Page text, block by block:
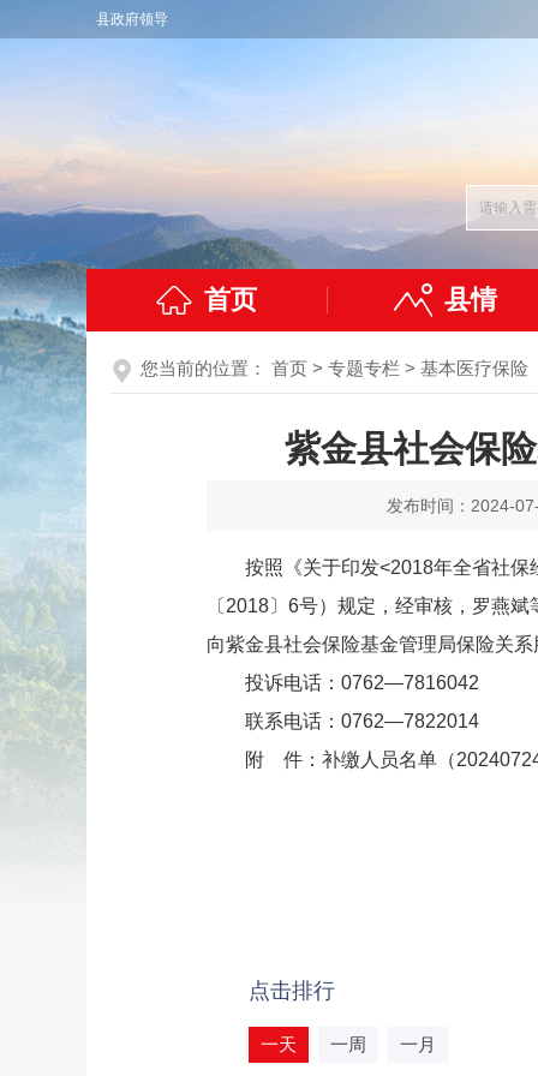
县政府领导
首页 县情
您当前的位置： 首页 > 专题专栏 > 基本医疗保险
紫金县社会保
发布时间：2024-
按照《关于印发<2018年全省社保
〔2018〕6号）规定，经审核，罗燕
向紫金县社会保险基金管理局保险关
投诉电话：0762—7816042
联系电话：0762—7822014
附 件： 补缴人员名单（
点击排行
一天 一周 一月